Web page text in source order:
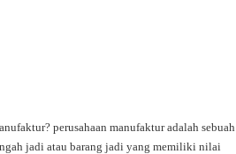
perusahaan manufaktur adalah sebuah
jadi atau barang jadi yang memiliki nilai